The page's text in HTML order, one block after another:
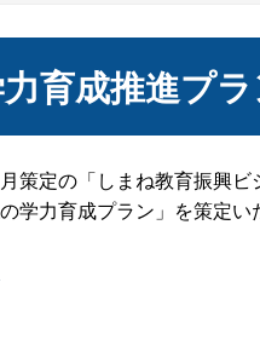
育成推進プ
策定の「しまね教育振興
学力育成プラン」を策定い